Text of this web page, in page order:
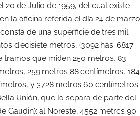
20 de Julio de 1959, del cual existe
la oficina referida el día 24 de marzo
de una superficie de tres mil
diecisiete metros, (3092 hás. 6817
tramos que miden 250 metros, 83
259 metros 88 centímetros, 184
y 3728 metros 60 centímetros
Unión, que lo separa de parte del
Gaudin); al Noreste, 4552 metros 90